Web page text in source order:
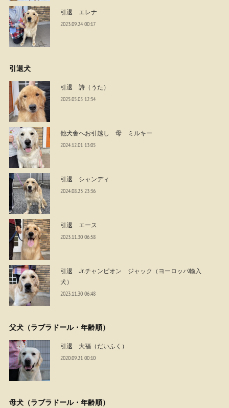
引退 エレナ
2023.09.24 00:17
引退犬
引退 詩（うた）
2025.05.05 12:34
他犬舎へお引越し 母 ミルキー
2024.12.01 13:05
引退 シャンディ
2024.08.23 23:36
引退 エース
2023.11.30 06:58
引退 Jr.チャンピオン ジャック（ヨーロッパ輸入
犬）
2023.11.30 06:48
父犬（ラブラドール・年齢順）
引退 大福（だいふく）
2020.09.21 00:10
母犬（ラブラドール・年齢順）